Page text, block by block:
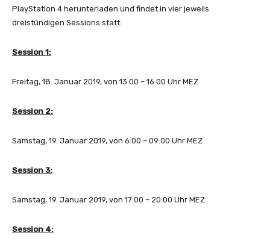
PlayStation 4 herunterladen und findet in vier jeweils
dreistündigen Sessions statt:
Session 1:
Freitag, 18. Januar 2019, von 13:00 – 16:00 Uhr MEZ
Session 2:
Samstag, 19. Januar 2019, von 6:00 – 09:00 Uhr MEZ
Session 3:
Samstag, 19. Januar 2019, von 17:00 – 20:00 Uhr MEZ
Session 4: